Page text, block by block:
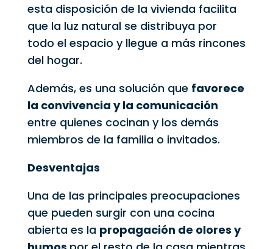
esta disposición de la vivienda facilita
que la luz natural se distribuya por
todo el espacio y llegue a más rincones
del hogar.
Además, es una solución que favorece
la convivencia y la comunicación
entre quienes cocinan y los demás
miembros de la familia o invitados.
Desventajas
Una de las principales preocupaciones
que pueden surgir con una cocina
abierta es la propagación de olores y